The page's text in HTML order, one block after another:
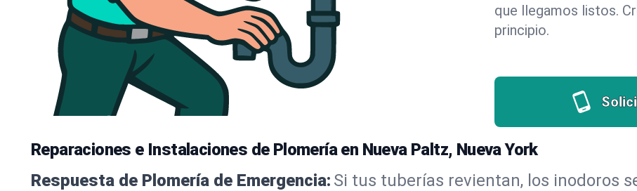
que llegamos listos.
principio.
Reparaciones e Instalaciones de Plomería en Nueva Paltz, Nueva York
Respuesta de Plomería de Emergencia: Si tus tuberías revientan, los inodoros